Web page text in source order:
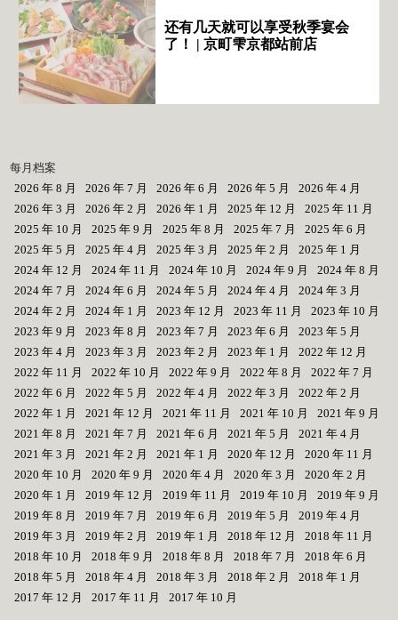
还有几天就可以享受秋季宴会
了！ | 京町雫京都站前店
每月档案
2026 年 8 月
2026 年 7 月 2026 年 6 月 2026 年 5 月
2026 年 4 月
2026 年 3 月
2026 年 2 月 2026 年 1 月 2025 年 12 月
2025 年 11 月
2025 年 10 月
2025 年 9 月 2025 年 8 月 2025 年 7 月
2025 年 6 月
2025 年 5 月
2025 年 4 月 2025 年 3 月 2025 年 2 月
2025 年 1 月
2024 年 12 月
2024 年 11 月 2024 年 10 月 2024 年 9 月
2024 年 8 月
2024 年 7 月
2024 年 6 月 2024 年 5 月 2024 年 4 月
2024 年 3 月
2024 年 2 月
2024 年 1 月 2023 年 12 月 2023 年 11 月
2023 年 10 月
2023 年 9 月
2023 年 8 月 2023 年 7 月 2023 年 6 月
2023 年 5 月
2023 年 4 月
2023 年 3 月 2023 年 2 月 2023 年 1 月
2022 年 12 月
2022 年 11 月
2022 年 10 月 2022 年 9 月 2022 年 8 月
2022 年 7 月
2022 年 6 月
2022 年 5 月 2022 年 4 月 2022 年 3 月
2022 年 2 月
2022 年 1 月
2021 年 12 月 2021 年 11 月 2021 年 10 月
2021 年 9 月
2021 年 8 月
2021 年 7 月 2021 年 6 月 2021 年 5 月
2021 年 4 月
2021 年 3 月
2021 年 2 月 2021 年 1 月 2020 年 12 月
2020 年 11 月
2020 年 10 月
2020 年 9 月 2020 年 4 月 2020 年 3 月
2020 年 2 月
2020 年 1 月
2019 年 12 月 2019 年 11 月 2019 年 10 月
2019 年 9 月
2019 年 8 月
2019 年 7 月 2019 年 6 月 2019 年 5 月
2019 年 4 月
2019 年 3 月
2019 年 2 月 2019 年 1 月 2018 年 12 月
2018 年 11 月
2018 年 10 月
2018 年 9 月 2018 年 8 月 2018 年 7 月
2018 年 6 月
2018 年 5 月
2018 年 4 月 2018 年 3 月 2018 年 2 月
2018 年 1 月
2017 年 12 月
2017 年 11 月 2017 年 10 月